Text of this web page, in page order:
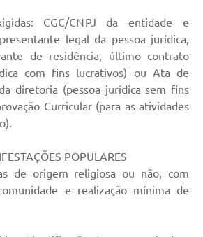
CGC/CNPJ da entidade e
legal da pessoa jurídica,
de residência, último contrato
com fins lucrativos) ou Ata de
diretoria (pessoa jurídica sem fins
Curricular (para as atividades
POPULARES
de origem religiosa ou não, com
e realização mínima de